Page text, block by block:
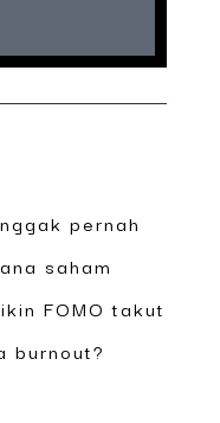
pernah
saham
FOMO takut
burnout?